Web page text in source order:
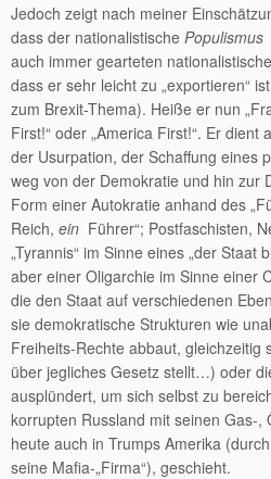
Jedoch zeigt nach meiner
dass der nationalistische Populismus
auch immer gearteten
dass er sehr leicht zu „exportieren“
zum Brexit-Thema). Heiße er nun
First!“ oder „America First!“. Er
der Usurpation, der Schaffung eines
weg von der Demokratie und hin
Form einer Autokratie anhand des
Reich, ein Führer“; Postfaschisten,
„Tyrannis“ im Sinne eines „der Staat
aber einer Oligarchie im Sinne einer
die den Staat auf verschiedenen
sie demokratische Strukturen wie
Freiheits-Rechte abbaut, gleichzeitig
über jegliches Gesetz stellt…) oder
ausplündert, um sich selbst zu
korrupten Russland mit seinen Gas-,
heute auch in Trumps Amerika
seine Mafia-„Firma“), geschieht.